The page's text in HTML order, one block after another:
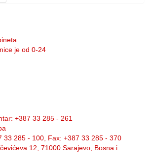
je od 0-24
+387 33 285 - 261
33 285 - 100, Fax: +387 33 285 - 370
12, 71000 Sarajevo, Bosna i